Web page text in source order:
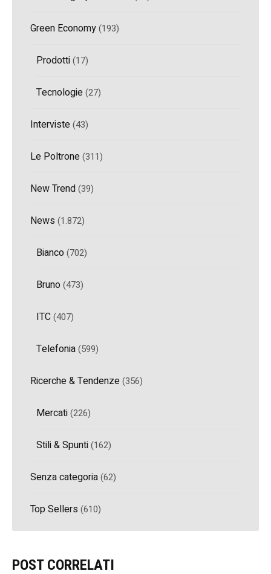
Green Economy(193)
Prodotti(17)
Tecnologie(27)
Interviste(43)
Le Poltrone(311)
New Trend(39)
News (1.872)
Bianco(702)
Bruno(473)
ITC(407)
Telefonia(599)
Ricerche & Tendenze(356)
Mercati(226)
Stili & Spunti(162)
Senza categoria(62)
Top Sellers (610)
POST CORRELATI